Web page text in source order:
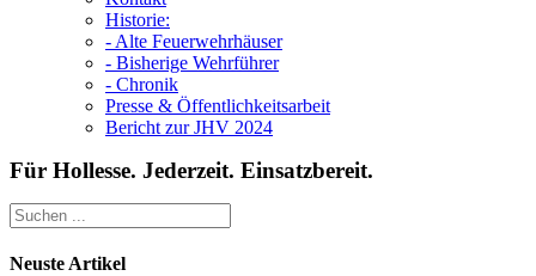
Historie:
- Alte Feuerwehrhäuser
- Bisherige Wehrführer
- Chronik
Presse & Öffentlichkeitsarbeit
Bericht zur JHV 2024
Für Hollesse. Jederzeit. Einsatzbereit.
Neuste Artikel